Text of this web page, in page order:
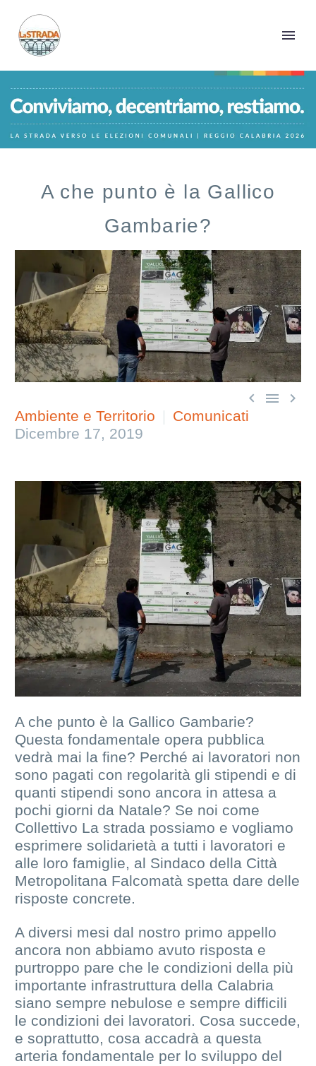
A che punto è la Gallico
Gambarie?
  
Ambiente e Territorio
Comunicati
Dicembre 17, 2019
A che punto è la Gallico Gambarie?
Questa fondamentale opera pubblica
vedrà mai la fine? Perché ai lavoratori non
sono pagati con regolarità gli stipendi e di
quanti stipendi sono ancora in attesa a
pochi giorni da Natale? Se noi come
Collettivo La strada possiamo e vogliamo
esprimere solidarietà a tutti i lavoratori e
alle loro famiglie, al Sindaco della Città
Metropolitana Falcomatà spetta dare delle
risposte concrete.
A diversi mesi dal nostro primo appello
ancora non abbiamo avuto risposta e
purtroppo pare che le condizioni della più
importante infrastruttura della Calabria
siano sempre nebulose e sempre difficili
le condizioni dei lavoratori. Cosa succede,
e soprattutto, cosa accadrà a questa
arteria fondamentale per lo sviluppo del